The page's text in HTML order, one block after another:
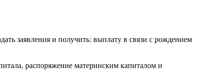
заявления и получить: выплату в связи с рождением
распоряжение материнским капиталом и